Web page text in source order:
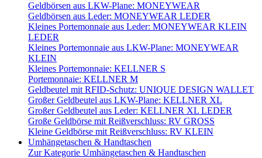
Geldbörsen aus LKW-Plane: MONEYWEAR
Geldbörsen aus Leder: MONEYWEAR LEDER
Kleines Portemonnaie aus Leder: MONEYWEAR KLEIN
LEDER
Kleines Portemonnaie aus LKW-Plane: MONEYWEAR
KLEIN
Kleines Portemonnaie: KELLNER S
Portemonnaie: KELLNER M
Geldbeutel mit RFID-Schutz: UNIQUE DESIGN WALLET
Großer Geldbeutel aus LKW-Plane: KELLNER XL
Großer Geldbeutel aus Leder: KELLNER XL LEDER
Große Geldbörse mit Reißverschluss: RV GROSS
Kleine Geldbörse mit Reißverschluss: RV KLEIN
Umhängetaschen & Handtaschen
Zur Kategorie Umhängetaschen & Handtaschen